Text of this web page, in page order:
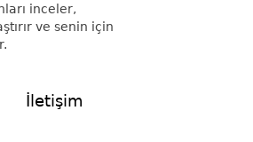
inceler,
ve senin için
İletişim